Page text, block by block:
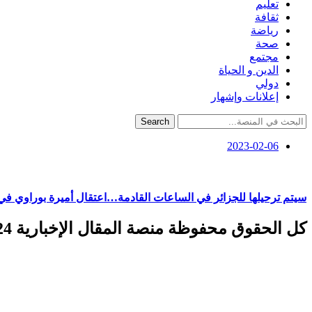
تعليم
ثقافة
رياضة
صحة
مجتمع
الدين و الحياة
دولي
إعلانات وإشهار
Search
2023-02-06
سيتم ترحيلها للجزائر في الساعات القادمة…اعتقال أميرة بوراوي
كل الحقوق محفوظة منصة المقال الإخبارية 2024 ©